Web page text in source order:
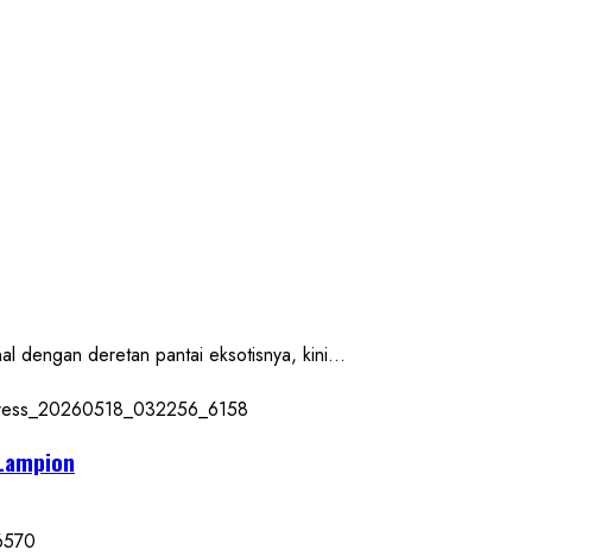
dengan deretan pantai eksotisnya, kini...